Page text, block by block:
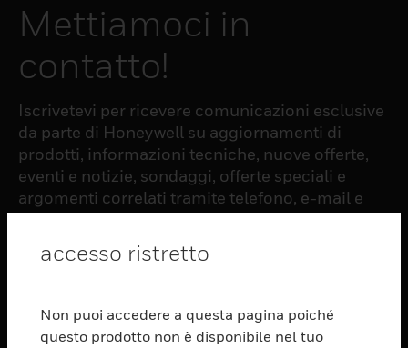
Mettiamoci in
contatto!
Iscrivetevi per ricevere comunicazioni esclusive
da parte di Honeywell su aggiornamenti di
prodotti, informazioni tecniche, nuove offerte,
eventi e notizie, sondaggi, offerte speciali e
argomenti correlati tramite telefono, e-mail e
PRODUCTS
accesso ristretto
Non puoi accedere a questa pagina poiché
questo prodotto non è disponibile nel tuo